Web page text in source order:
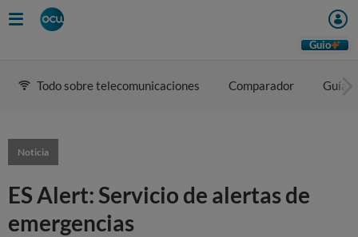
Guio
Todo sobre telecomunicaciones Comparador Guía
Noticia
ES Alert: Servicio de alertas de
emergencias